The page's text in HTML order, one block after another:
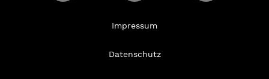
Impressum
Datenschutz